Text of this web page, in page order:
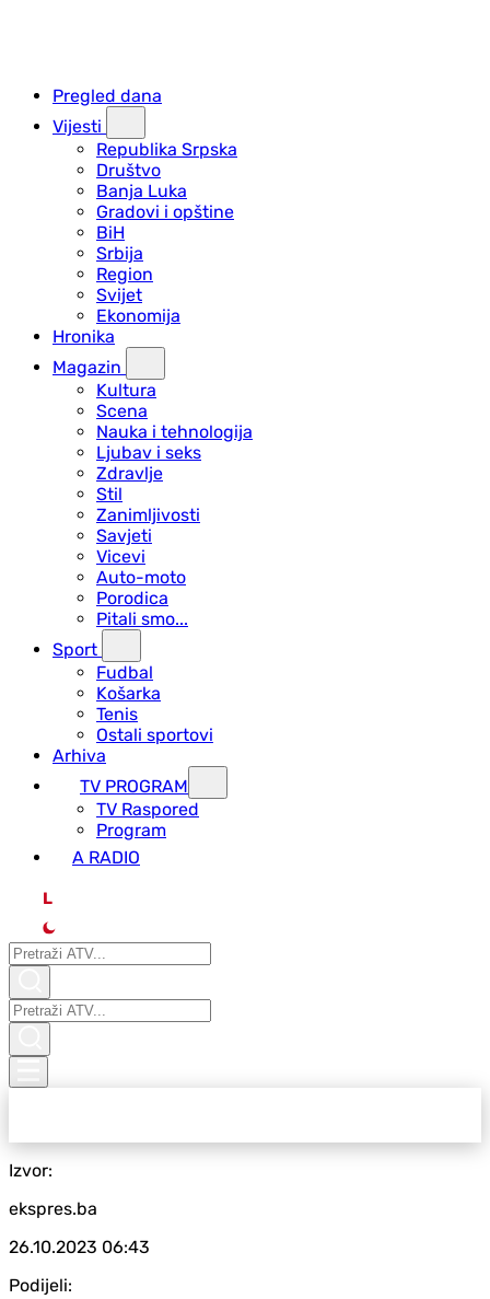
Pregled dana
Vijesti
Republika Srpska
Društvo
Banja Luka
Gradovi i opštine
BiH
Srbija
Region
Svijet
Ekonomija
Hronika
Magazin
Kultura
Scena
Nauka i tehnologija
Ljubav i seks
Zdravlje
Stil
Zanimljivosti
Savjeti
Vicevi
Auto-moto
Porodica
Pitali smo...
Sport
Fudbal
Košarka
Tenis
Ostali sportovi
Arhiva
TV PROGRAM
ТV Raspored
Program
A RADIO
L
Izvor:
ekspres.ba
26.10.2023 06:43
Podijeli: